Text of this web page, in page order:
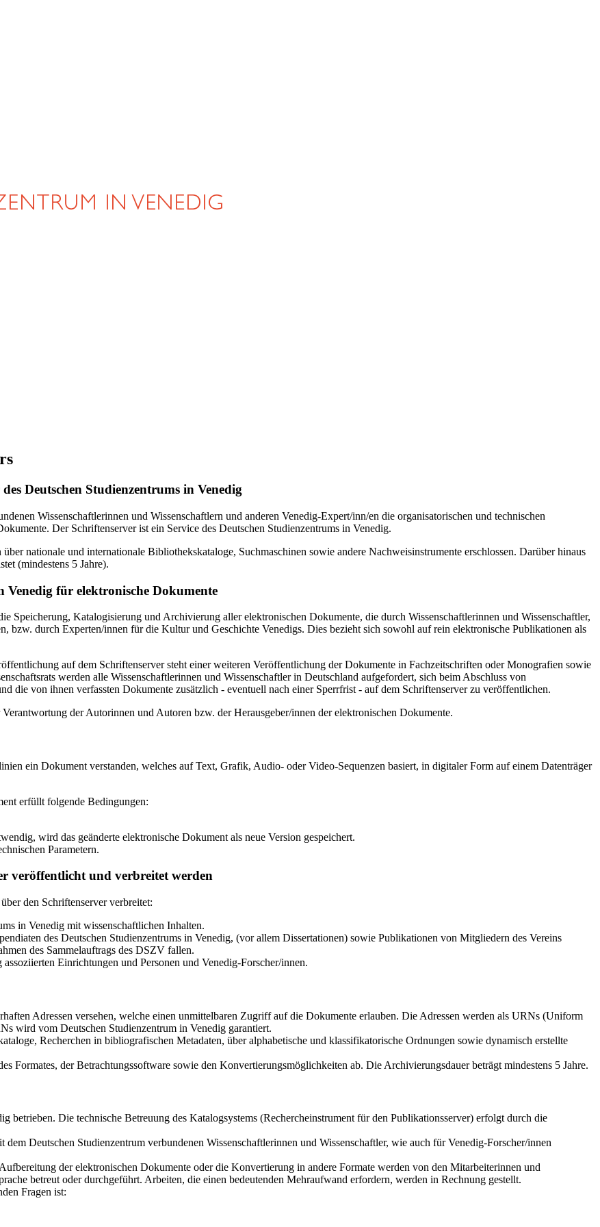
Deutschen Studienzentrums in Venedig
Wissenschaftlerinnen und Wissenschaftlern und anderen Venedig-Expert/inn/en die organisatorischen und technischen
Der Schriftenserver ist ein Service des Deutschen Studienzentrums in Venedig.
nationale und internationale Bibliothekskataloge, Suchmaschinen sowie andere Nachweisinstrumente erschlossen. Darüber hinaus
(mindestens 5 Jahre).
Venedig für elektronische Dokumente
Speicherung, Katalogisierung und Archivierung aller elektronischen Dokumente, die durch Wissenschaftlerinnen und Wissenschaftler,
bzw. durch Experten/innen für die Kultur und Geschichte Venedigs. Dies bezieht sich sowohl auf rein elektronische Publikationen als
auf dem Schriftenserver steht einer weiteren Veröffentlichung der Dokumente in Fachzeitschriften oder Monografien sowie
werden alle Wissenschaftlerinnen und Wissenschaftler in Deutschland aufgefordert, sich beim Abschluss von
die von ihnen verfassten Dokumente zusätzlich - eventuell nach einer Sperrfrist - auf dem Schriftenserver zu veröffentlichen.
der Autorinnen und Autoren bzw. der Herausgeber/innen der elektronischen Dokumente.
ein Dokument verstanden, welches auf Text, Grafik, Audio- oder Video-Sequenzen basiert, in digitaler Form auf einem Datenträger
erfüllt folgende Bedingungen:
wird das geänderte elektronische Dokument als neue Version gespeichert.
Parametern.
veröffentlicht und verbreitet werden
den Schriftenserver verbreitet:
in Venedig mit wissenschaftlichen Inhalten.
des Deutschen Studienzentrums in Venedig, (vor allem Dissertationen) sowie Publikationen von Mitgliedern des Vereins
des Sammelauftrags des DSZV fallen.
Einrichtungen und Personen und Venedig-Forscher/innen.
Adressen versehen, welche einen unmittelbaren Zugriff auf die Dokumente erlauben. Die Adressen werden als URNs (Uniform
wird vom Deutschen Studienzentrum in Venedig garantiert.
Recherchen in bibliografischen Metadaten, über alphabetische und klassifikatorische Ordnungen sowie dynamisch erstellte
Formates, der Betrachtungssoftware sowie den Konvertierungsmöglichkeiten ab. Die Archivierungsdauer beträgt mindestens 5 Jahre.
betrieben. Die technische Betreuung des Katalogsystems (Rechercheinstrument für den Publikationsserver) erfolgt durch die
Deutschen Studienzentrum verbundenen Wissenschaftlerinnen und Wissenschaftler, wie auch für Venedig-Forscher/innen
der elektronischen Dokumente oder die Konvertierung in andere Formate werden von den Mitarbeiterinnen und
betreut oder durchgeführt. Arbeiten, die einen bedeutenden Mehraufwand erfordern, werden in Rechnung gestellt.
Fragen ist: